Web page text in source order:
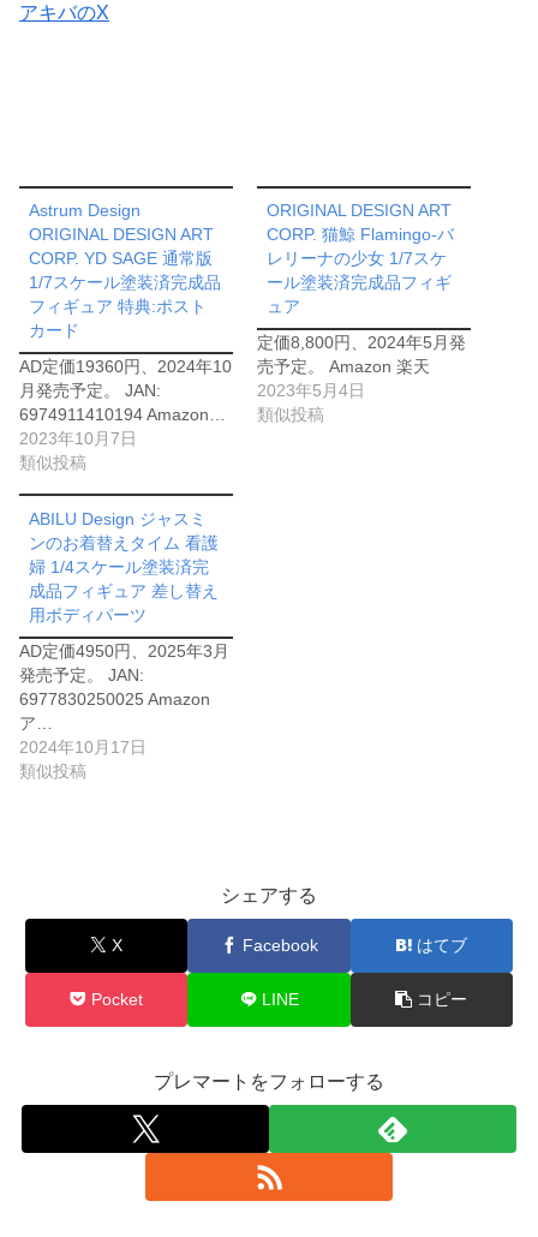
アキバのX
Astrum Design
ORIGINAL DESIGN ART
CORP. YD SAGE 通常版
1/7スケール塗装済完成品
フィギュア 特典:ポスト
カード
AD定価19360円、2024年10
月発売予定。 JAN:
6974911410194 Amazon…
2023年10月7日
類似投稿
ORIGINAL DESIGN ART
CORP. 猫鯨 Flamingo-バ
レリーナの少女 1/7スケ
ール塗装済完成品フィギ
ュア
定価8,800円、2024年5月発
売予定。 Amazon 楽天
2023年5月4日
類似投稿
ABILU Design ジャスミ
ンのお着替えタイム 看護
婦 1/4スケール塗装済完
成品フィギュア 差し替え
用ボディパーツ
AD定価4950円、2025年3月
発売予定。 JAN:
6977830250025 Amazon
ア…
2024年10月17日
類似投稿
シェアする
X Facebook はてブ
Pocket LINE コピー
プレマートをフォローする